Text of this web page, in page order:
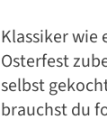
Klassiker wie
Osterfest
selbst
brauchst du